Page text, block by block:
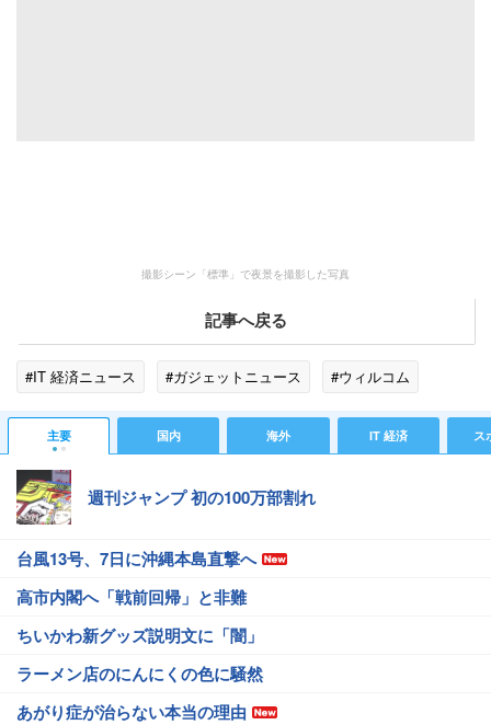
撮影シーン「標準」で夜景を撮影した写真
記事へ戻る
#IT 経済ニュース #ガジェットニュース #ウィルコム
主要 国内 海外 IT 経済 ス
週刊ジャンプ 初の100万部割れ
台風13号、7日に沖縄本島直撃へ
高市内閣へ「戦前回帰」と非難
ちいかわ新グッズ説明文に「闇」
ラーメン店のにんにくの色に騒然
あがり症が治らない本当の理由